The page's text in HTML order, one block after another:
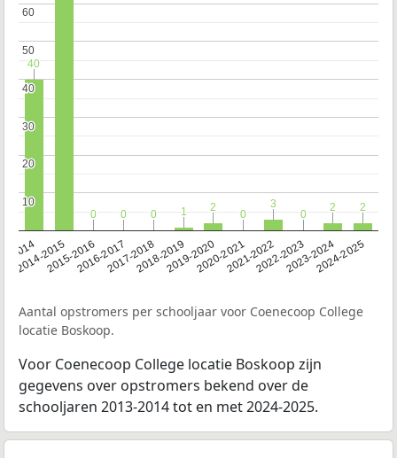
2014
2014-20152015-20162016-20172017-20182018-20192019-20202020-20212021-20222022-20232023-20242024-2025
10
10
20
20
30
30
40
40
50
50
60
60
40
40
0
0 0
0 0
0 1
1 2
2
0
0
3
3
0
0
2
2 2
2
Aantal opstromers per schooljaar voor Coenecoop College
locatie Boskoop.
Voor Coenecoop College locatie Boskoop zijn
gegevens over opstromers bekend over de
schooljaren 2013-2014 tot en met 2024-2025.